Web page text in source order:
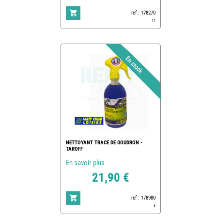
ref : 178270
11
NETTOYANT TRACE DE GOUDRON -
TAROFF
En savoir plus
21,90 €
ref : 178980
3